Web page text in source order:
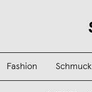
Fashion Schmuck